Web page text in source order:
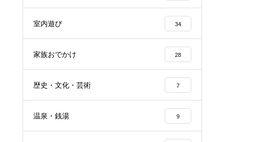
室内遊び 34
家族おでかけ 28
歴史・文化・芸術 7
温泉・銭湯 9